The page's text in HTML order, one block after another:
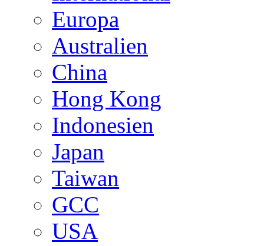
Europa
Australien
China
Hong Kong
Indonesien
Japan
Taiwan
GCC
USA